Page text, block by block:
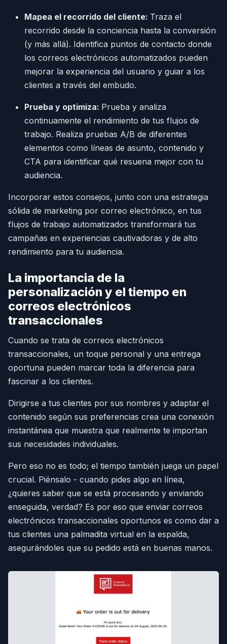
Mapea el recorrido del cliente: Traza el
recorrido desde la conciencia hasta la conversión
(y más allá). Identifica puntos de contacto donde
los correos electrónicos automatizados pueden
mejorar la experiencia del usuario y guiar a los
clientes a través del embudo.
Prueba y optimiza: Prueba y analiza
continuamente el rendimiento de tus flujos de
trabajo. Realiza pruebas A/B de diferentes
elementos como líneas de asunto, contenido y
CTA para identificar qué resuena mejor con tu
audiencia.
Incorporar estos consejos, junto con una estrategia
sólida de marketing por correo electrónico, en tus
flujos de trabajo automatizados transformará tus
campañas en experiencias cautivadoras y de alto
rendimiento para tu audiencia.
La importancia de la
personalización y el tiempo en
correos electrónicos
transaccionales
Cuando se trata de correos electrónicos
transaccionales, un toque personal y una entrega
oportuna pueden marcar toda la diferencia para
fascinar a los clientes.
Dirigirse a tus clientes por sus nombres y adaptar el
contenido según sus preferencias crea una conexión
instantánea que muestra que realmente te importan
sus necesidades individuales.
Pero eso no es todo; el tiempo también juega un papel
crucial. Piénsalo - cuando pides algo en línea,
¿quieres saber que se está procesando y enviando
enseguida, verdad? Es por eso que enviar correos
electrónicos transaccionales oportunos es como dar a
tus clientes una palmadita virtual en la espalda,
asegurándoles que su pedido está en buenas manos.